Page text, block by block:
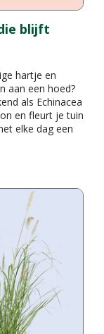
blijft
hartje en
aan een hoed?
als Echinacea
en fleurt je tuin
elke dag een